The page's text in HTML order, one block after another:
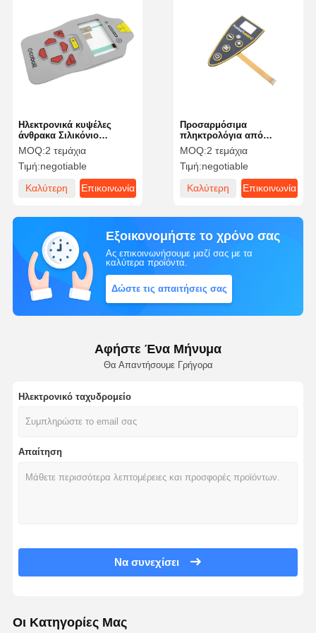
Ηλεκτρονικά κυψέλες
άνθρακα Σιλικόνιο
ελαστικό πληκτρολόγιο
για ακριβή και απτή
έλεγχο συσκευής
MOQ:2 τεμάχια
Τιμή:negotiable
Καλύτερη
Επικοινωνία
Προσαρμόσιμα
πληκτρολόγια από
καουτσούκ σε σιλικόνη
για ανώτερη απάντηση
αφής
MOQ:2 τεμάχια
Τιμή:negotiable
Καλύτερη
Επικοινωνία
Εξοικονομήστε το χρόνο σας
Ας επικοινωνήσουμε μαζί σας με τα
καλύτερα προϊόντα.
Δώστε τις απαιτήσεις σας
Αφήστε Ένα Μήνυμα
Θα Απαντήσουμε Γρήγορα
Ηλεκτρονικό ταχυδρομείο
Απαίτηση
Να συνεχίσει
Οι Κατηγορίες Μας